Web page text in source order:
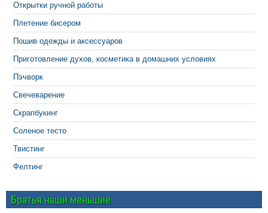
Открытки ручной работы
Плетение бисером
Пошив одежды и аксессуаров
Приготовление духов, косметика в домашних условиях
Пэчворк
Свечеварение
Скрапбукинг
Соленое тесто
Твистинг
Фелтинг
Братья наши меньшие